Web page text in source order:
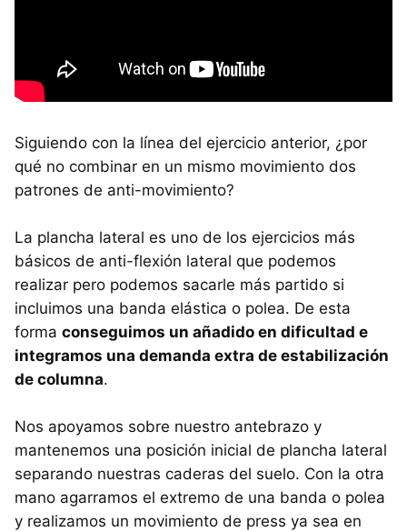
Siguiendo con la línea del ejercicio anterior, ¿por
qué no combinar en un mismo movimiento dos
patrones de anti-movimiento?
La plancha lateral es uno de los ejercicios más
básicos de anti-flexión lateral que podemos
realizar pero podemos sacarle más partido si
incluimos una banda elástica o polea. De esta
forma conseguimos un añadido en dificultad e
integramos una demanda extra de estabilización
de columna.
Nos apoyamos sobre nuestro antebrazo y
mantenemos una posición inicial de plancha lateral
separando nuestras caderas del suelo. Con la otra
mano agarramos el extremo de una banda o polea
y realizamos un movimiento de press ya sea en